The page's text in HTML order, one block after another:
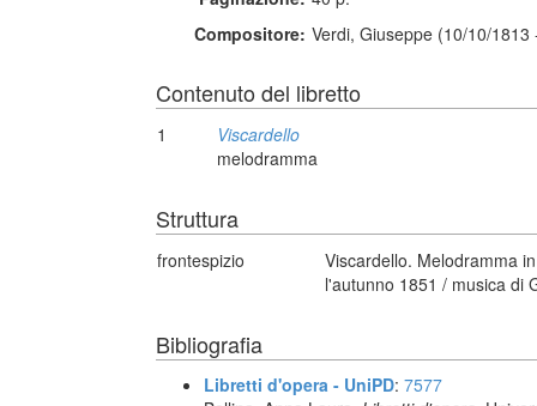
Compositore: Verdi, Giuseppe (10/10/
Contenuto del libretto
1
Viscardello
melodramma
Struttura
frontespizio
Viscardello. Melodramma
l'autunno 1851 / musica di
Bibliografia
Libretti d'opera - UniPD: 7577